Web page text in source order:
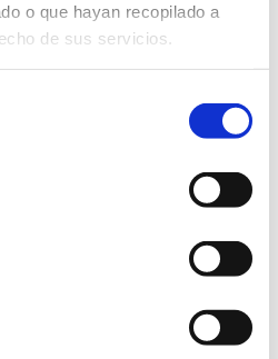
o que hayan recopilado a
de sus servicios.
bloquer ou supprimer les
en configurant les
sur la manière de procéder dans
politique en matière